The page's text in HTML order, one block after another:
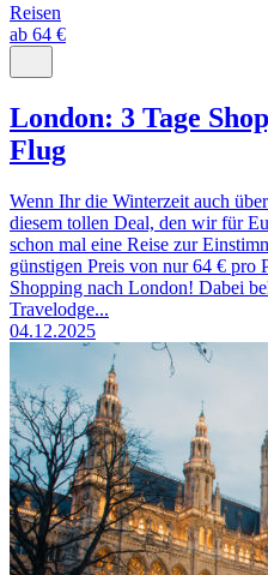
Reisen
ab 64 €
London: 3 Tage
Flug
Wenn Ihr die Winterzeit auch
diesem tollen Deal, den wir für
schon mal eine Reise zur
günstigen Preis von nur 64 € pro
Shopping nach London! Dabei
Travelodge...
04.12.2025